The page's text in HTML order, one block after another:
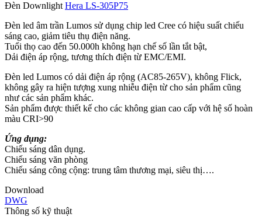
Đèn Downlight Hera LS‑305P75
Đèn led âm trần Lumos sử dụng chip led Cree có hiệu suất chiếu
sáng cao, giảm tiêu thụ điện năng.
Tuổi thọ cao đến 50.000h không hạn chế số lần tắt bật,
Dải điện áp rộng, tương thích điện từ EMC/EMI.
Đèn led Lumos có dải điện áp rộng (AC85-265V), không Flick,
không gây ra hiện tượng xung nhiễu điện từ cho sản phẩm cũng
như các sản phẩm khác.
Sản phẩm được thiết kế cho các không gian cao cấp với hệ số hoàn
màu CRI>90
Ứng dụng:
Chiếu sáng dân dụng.
Chiếu sáng văn phòng
Chiếu sáng công cộng: trung tâm thương mại, siêu thị….
Download
DWG
Thông số kỹ thuật